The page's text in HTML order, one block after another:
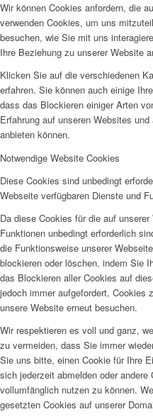
Wir können Cookies anfordern, die
verwenden Cookies, um uns
besuchen, wie Sie mit uns
Ihre Beziehung zu unserer Website
Klicken Sie auf die verschiedenen
erfahren. Sie können auch einige
dass das Blockieren einiger Arten
Erfahrung auf unseren Websites
anbieten können.
Notwendige Website Cookies
Diese Cookies sind unbedingt
Webseite verfügbaren Dienste und
Da diese Cookies für die auf
Funktionen unbedingt erforderlich
die Funktionsweise unserer
blockieren oder löschen, indem Sie
das Blockieren aller Cookies auf
jedoch immer aufgefordert, Cookies
unsere Website erneut besuchen.
Wir respektieren es voll und ganz,
zu vermeiden, dass Sie immer
Sie uns bitte, einen Cookie für Ihre
sich jederzeit abmelden oder
vollumfänglich nutzen zu können.
gesetzten Cookies auf unserer